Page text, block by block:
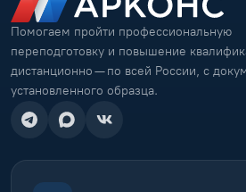
Помогаем пройти профессиональную
переподготовку и повышение
дистанционно — по всей России, с
установленного образца.